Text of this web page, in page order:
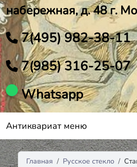
набережная, д. 48 г.
7(495) 982-38-11
7(985) 316-25-07
Whatsapp
Антиквариат меню
Главная Русское стекло